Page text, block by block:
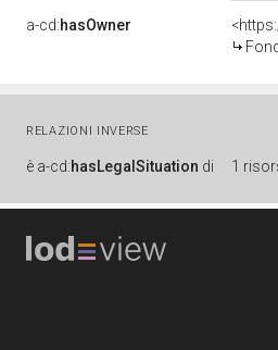
a-cd:hasOwner
RELAZIONI INVERSE
è a-cd:hasLegalSituation di 1